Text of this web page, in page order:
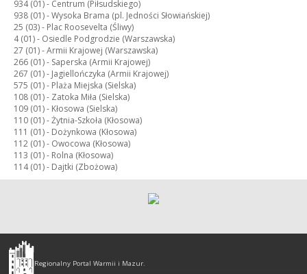
934 (01) - Centrum (Piłsudskiego)
938 (01) -Wysoka Brama (pl. Jedności Słowiańskiej)
25 (03) - Plac Roosevelta (Śliwy)
4 (01) - Osiedle Podgrodzie (Warszawska)
27 (01) -Armii Krajowej (Warszawska)
266 (01) - Saperska (Armii Krajowej)
267 (01) - Jagiellończyka (Armii Krajowej)
575 (01) - Plaża Miejska (Sielska)
108 (01) - Zatoka Miła (Sielska)
109 (01) - Kłosowa (Sielska)
110 (01) -Żytnia-Szkoła (Kłosowa)
111 (01) - Dożynkowa (Kłosowa)
112 (01) - Owocowa (Kłosowa)
113 (01) - Rolna (Kłosowa)
114 (01) - Dajtki (Zbożowa)
Olsztyn
-
Regionalny Portal Warmii i Mazur.